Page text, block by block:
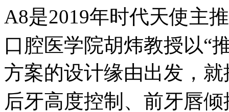
A8是2019年时代天使主
口腔医学院胡炜教授以“
方案的设计缘由出发，
后牙高度控制、前牙唇